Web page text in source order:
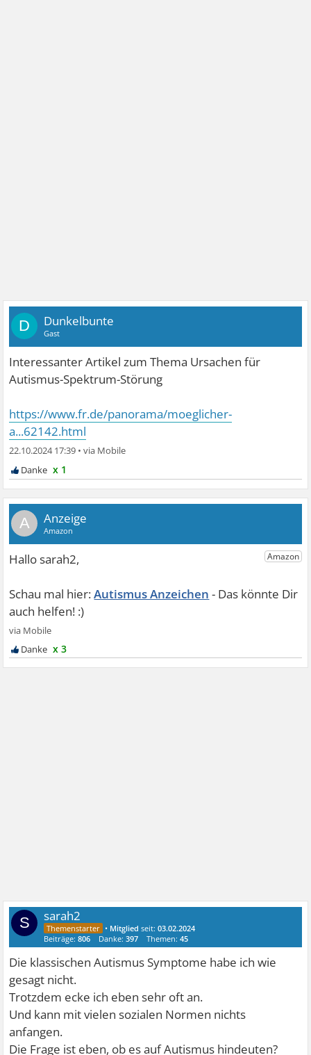
D Dunkelbunte
Gast
Interessanter Artikel zum Thema Ursachen für
Autismus-Spektrum-Störung
https://www.fr.de/panorama/moeglicher-
a...62142.html
22.10.2024 17:39 •
x 1
A
Autismus Anzeichen
x 3
S sarah2
• Mitglied seit:03.02.2024
Beiträge:806 Danke:397 Themen:45
Die klassischen Autismus Symptome habe ich wie
gesagt nicht.
Trotzdem ecke ich eben sehr oft an.
Und kann mit vielen sozialen Normen nichts
anfangen.
Die Frage ist eben, ob es auf Autismus hindeuten?